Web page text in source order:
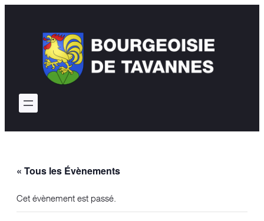
« Tous les Évènements
Cet évènement est passé.